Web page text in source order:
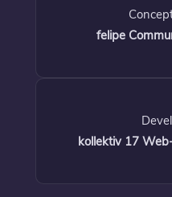
felipe
kollektiv 17